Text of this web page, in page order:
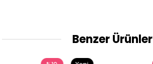
Benzer Ürünler